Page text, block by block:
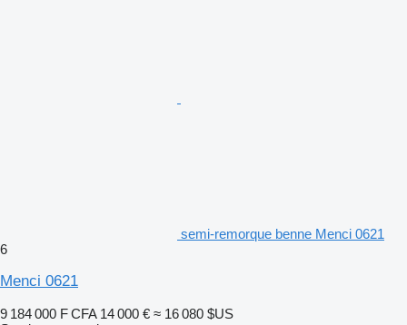
semi-remorque benne Menci 0621
6
Menci 0621
9 184 000 F CFA 14 000 € ≈ 16 080 $US